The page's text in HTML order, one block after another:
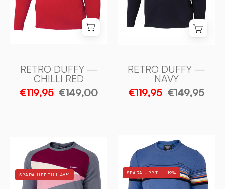
Ivanhoe
Sweden
RETRO DUFFY —
CHILLI RED
€119,95 €149,00
Sweden
RETRO DUFFY —
NAVY
€119,95 €149,95
RETRO
FREESTYLE
—
GREY
SPARA UPP TILL 46%
RETRO
HANG
LOOSE
—
SPARA UPP TILL 19%